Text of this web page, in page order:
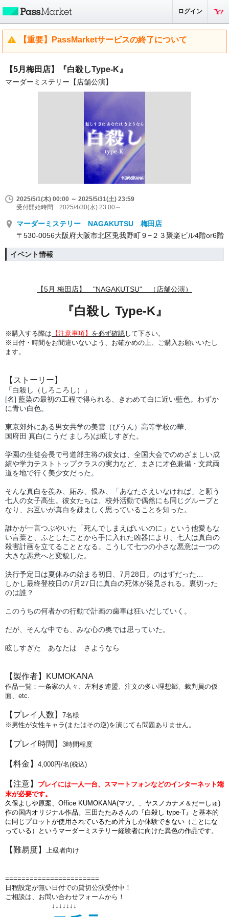
ログイン
【重要】PassMarketサービスの終了について
【5月梅田店】『白殺しType-K』
マーダーミステリー【店舗公演】
2025/5/1(木) 00:00 ～ 2025/5/31(土) 23:59
受付開始時間 2025/4/30(水) 23:00～
マーダーミステリー NAGAKUTSU 梅田店
〒530-0056大阪府大阪市北区兎我野町９−２３聚楽ビル4階or6階
イベント情報
【5月 梅田店】 "NAGAKUTSU" （店舗公演）
『白殺し Type-K』
※購入する際は 【注意事項】 を必ず確認して下さい。
※日付・時間をお間違いないよう、 お確かめの上、ご購入お願いいたし
ます。
【ストーリー】
「白殺し（しろころし）」
[名] 藍染の最初の工程で得られる、きわめて白に近い藍色。わずか
に青い白色。
東京郊外にある男女共学の美雲（びうん）高等学校の華、
国府田 真白(こうだ ましろ)は眩しすぎた。
学園の生徒会長で弓道部主将の彼女は、全国大会でのめざましい成
績や学力テストトップクラスの実力など、まさに才色兼備・文武両
道を地で行く美少女だった。
そんな真白を羨み、妬み、恨み、「あなたさえいなければ」と願う
七人の女子高生。彼女たちは、校外活動で偶然にも同じグループと
なり、お互いが真白を疎ましく思っていることを知った。
誰かが一言つぶやいた「死んでしまえばいいのに」という他愛もな
い言葉と、ふとしたことから手に入れた凶器により、七人は真白の
殺害計画を立てることとなる。こうして七つの小さな悪意は一つの
大きな悪意へと変貌した。
決行予定日は夏休みの始まる初日、7月28日。のはずだった…
しかし最終登校日の7月27日に真白の死体が発見される。裏切った
のは誰？
このうちの何者かの行動で計画の歯車は狂いだしていく。
だが、そんな中でも、みな心の奥では思っていた。
眩しすぎた あなたは さようなら
【製作者】KUMOKANA
作品一覧：一条家の人々、左利き連盟、注文の多い理想郷、裁判員の仮
面、etc.
【プレイ人数】 7名様
※男性が女性キャラ(またはその逆)を演じても問題ありません。
【プレイ時間】 3時間程度
【料金】 4,000円/名(税込)
【注意】
プレイには一人一台、スマートフォンなどのインターネット端
末が必要です。
久保よしや原案、Office KUMOKANA(マツ。、ヤスノカナメ＆だーしゅ)
作の国内オリジナル作品。三田たたみさんの『白殺し type-T』と基本的
に同じプロットが使用されているため片方しか体験できない（ことにな
っている）というマーダーミステリー経験者に向けた異色の作品です。
【難易度】 上級者向け
=======================
日程設定が無い日付での貸切公演受付中！
ご相談は、お問い合わせフォームから！
↓↓↓↓↓↓↓